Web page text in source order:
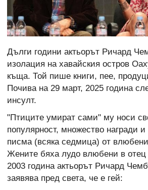
Дълги години актьорът Ричард
изолация на хавайския остров
къща. Той пише книги, пее,
Почива на 29 март, 2025 година
инсулт.
"Птиците умират сами" му носи
популярност, множество награди
писма (всяка седмица) от влюбени
Жените бяха лудо влюбени в
2003 година актьорът Ричард
заявява пред света, че е гей: